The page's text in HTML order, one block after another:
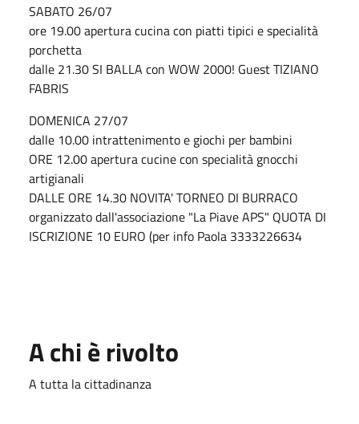
SABATO 26/07
ore 19.00 apertura cucina con piatti tipici e specialità
porchetta
dalle 21.30 SI BALLA con WOW 2000! Guest TIZIANO
FABRIS
DOMENICA 27/07
dalle 10.00 intrattenimento e giochi per bambini
ORE 12.00 apertura cucine con specialità gnocchi
artigianali
DALLE ORE 14.30 NOVITA' TORNEO DI BURRACO
organizzato dall'associazione "La Piave APS" QUOTA DI
ISCRIZIONE 10 EURO (per info Paola 3333226634
A chi è rivolto
A tutta la cittadinanza